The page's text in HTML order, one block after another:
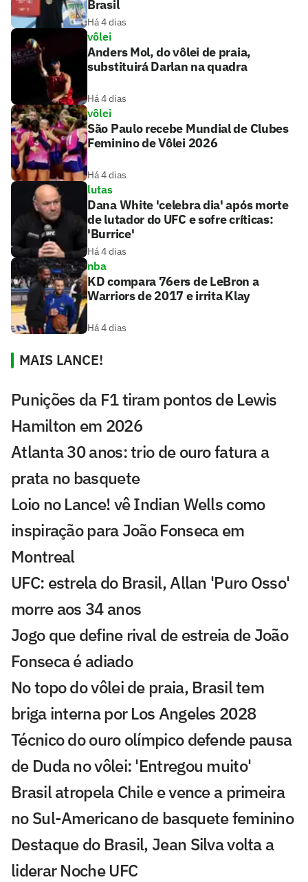
Brasil
Há 4 dias
vôlei
Anders Mol, do vôlei de praia,
substituirá Darlan na quadra
Há 4 dias
vôlei
São Paulo recebe Mundial de Clubes
Feminino de Vôlei 2026
Há 4 dias
lutas
Dana White 'celebra dia' após morte
de lutador do UFC e sofre críticas:
'Burrice'
Há 4 dias
nba
KD compara 76ers de LeBron a
Warriors de 2017 e irrita Klay
Há 4 dias
MAIS LANCE!
Punições da F1 tiram pontos de Lewis
Hamilton em 2026
Atlanta 30 anos: trio de ouro fatura a
prata no basquete
Loio no Lance! vê Indian Wells como
inspiração para João Fonseca em
Montreal
UFC: estrela do Brasil, Allan 'Puro Osso'
morre aos 34 anos
Jogo que define rival de estreia de João
Fonseca é adiado
No topo do vôlei de praia, Brasil tem
briga interna por Los Angeles 2028
Técnico do ouro olímpico defende pausa
de Duda no vôlei: 'Entregou muito'
Brasil atropela Chile e vence a primeira
no Sul-Americano de basquete feminino
Destaque do Brasil, Jean Silva volta a
liderar Noche UFC